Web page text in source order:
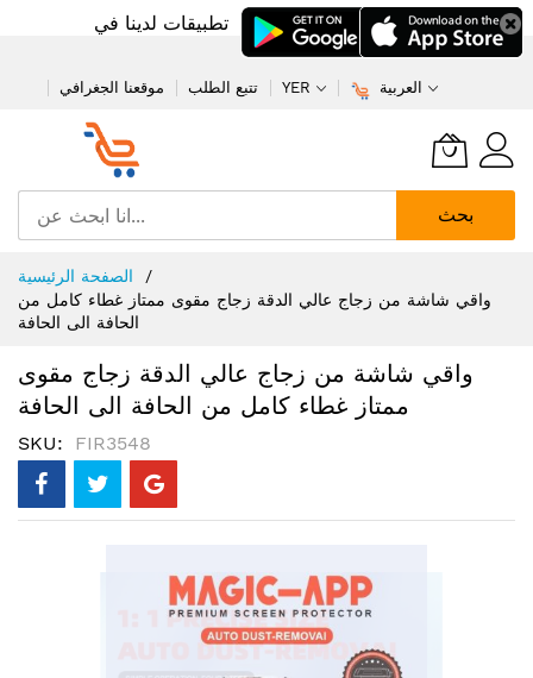
تطبيقات لدينا في
موقعنا الجغرافي تتبع الطلب YER العربية
بحث
إلى
المحتوى
الصفحة الرئيسية
واقي شاشة من زجاج عالي الدقة زجاج مقوى ممتاز غطاء كامل من
الحافة الى الحافة
واقي شاشة من زجاج عالي الدقة زجاج مقوى
ممتاز غطاء كامل من الحافة الى الحافة
SKU FIR3548